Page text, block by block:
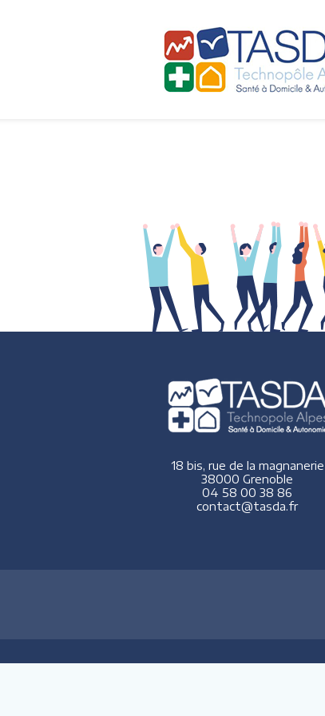
18 bis, rue de la magnanerie
38000 Grenoble
04 58 00 38 86
contact@tasda.fr